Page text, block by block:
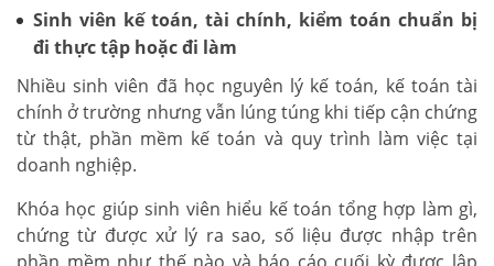
Sinh viên kế toán, tài chính, kiểm toán chuẩn bị
đi thực tập hoặc đi làm
Nhiều sinh viên đã học nguyên lý kế toán, kế toán tài
chính ở trường nhưng vẫn lúng túng khi tiếp cận chứng
từ thật, phần mềm kế toán và quy trình làm việc tại
doanh nghiệp.
Khóa học giúp sinh viên hiểu kế toán tổng hợp làm gì,
chứng từ được xử lý ra sao, số liệu được nhập trên